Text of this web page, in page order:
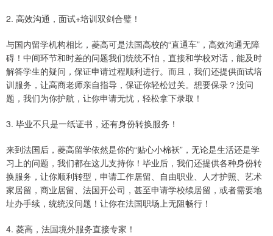
2. 高效沟通，面试+培训双剑合璧！
与国内留学机构相比，菱高可是法国高校的“直通车”，高效沟通无障
碍！中间环节和时差的问题我们统统不怕，直接和学校对话，能及时
解答学生的疑问，保证申请过程顺利进行。而且，我们还提供面试培
训服务，让高商老师亲自指导，保证你轻松过关。想要保录？没问
题，我们为你护航，让你申请无忧，轻松拿下录取！
3. 毕业不只是一纸证书，还有身份转换服务！
来到法国后，菱高留学依然是你的“贴心小棉袄”，无论是生活还是学
习上的问题，我们都在这儿支持你！毕业后，我们还提供各种身份转
换服务，让你顺利转型，申请工作居留、自由职业、人才护照、艺术
家居留，商业居留、法国开公司，甚至申请学校续居留，或者需要地
址办手续，统统没问题！让你在法国职场上无阻畅行！
4. 菱高，法国境外服务直接专家！